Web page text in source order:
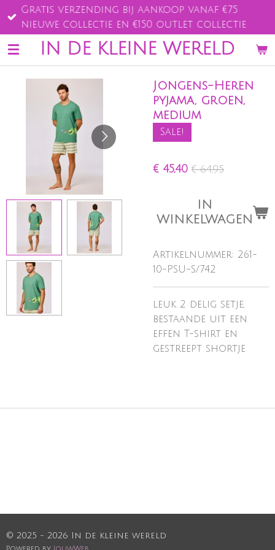
Ga
direct
naar
de
IN DE KLEINE WERELD
Gratis verzending bij aankoop vanaf €75
nieuwe collectie en €150 outlet collectie
Jongens-Heren
pyjama, groen,
medium
Sale!
€ 45,40 € 64,95
IN
WINKELWAGEN
Artikelnummer: 261-
10-PSU-S/742
leuk 2 delig setje,
bestaande uit een
effen T-shirt en
gestreept shortje
© 2025 - 2026 In de kleine wereld